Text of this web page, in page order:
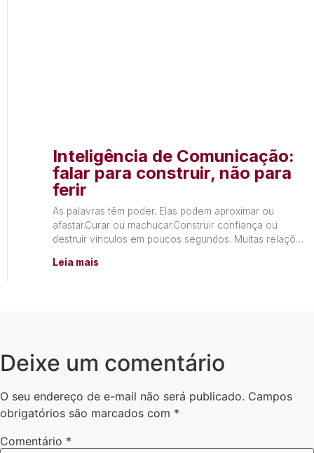
Inteligência de Comunicação:
falar para construir, não para
ferir
As palavras têm poder. Elas podem aproximar ou
afastar.Curar ou machucar.Construir confiança ou
destruir vínculos em poucos segundos. Muitas relações
Leia mais
Deixe um comentário
O seu endereço de e-mail não será publicado. Campos
obrigatórios são marcados com *
Comentário *